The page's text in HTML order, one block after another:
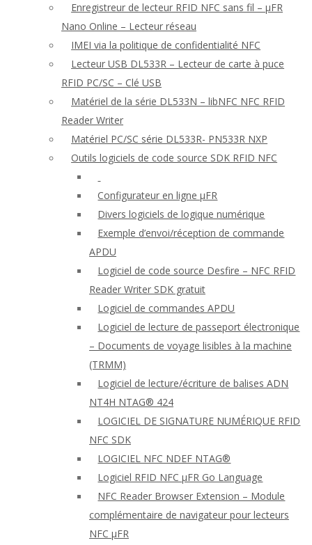
Enregistreur de lecteur RFID NFC sans fil – μFR
Nano Online – Lecteur réseau
IMEI via la politique de confidentialité NFC
Lecteur USB DL533R – Lecteur de carte à puce
RFID PC/SC – Clé USB
Matériel de la série DL533N – libNFC NFC RFID
Reader Writer
Matériel PC/SC série DL533R- PN533R NXP
Outils logiciels de code source SDK RFID NFC
Configurateur en ligne μFR
Divers logiciels de logique numérique
Exemple d’envoi/réception de commande
APDU
Logiciel de code source Desfire – NFC RFID
Reader Writer SDK gratuit
Logiciel de commandes APDU
Logiciel de lecture de passeport électronique
– Documents de voyage lisibles à la machine
(TRMM)
Logiciel de lecture/écriture de balises ADN
NT4H NTAG® 424
LOGICIEL DE SIGNATURE NUMÉRIQUE RFID
NFC SDK
LOGICIEL NFC NDEF NTAG®
Logiciel RFID NFC μFR Go Language
NFC Reader Browser Extension – Module
complémentaire de navigateur pour lecteurs
NFC μFR